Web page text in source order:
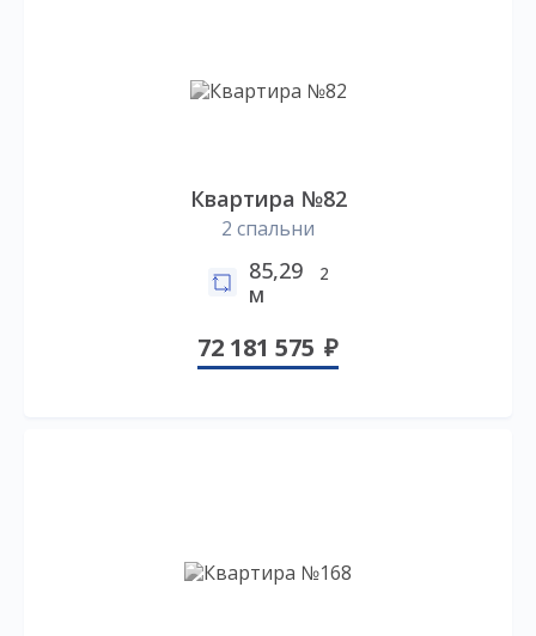
Квартира №82
2 спальни
85,29
м
2
72 181 575